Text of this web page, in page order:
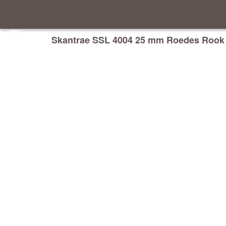
Skantrae SSL 4004 25 mm Roedes